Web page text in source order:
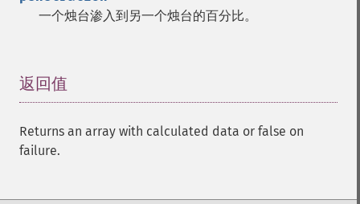
一个烛台渗入到另一个烛台的百分比。
返回值
Returns an array with calculated data or false on
failure.